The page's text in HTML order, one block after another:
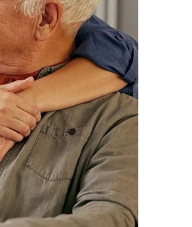
10
. retiro laboral